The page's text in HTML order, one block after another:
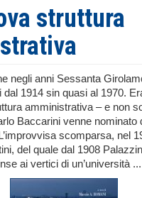
struttura
negli anni Sessanta
dal 1914 sin quasi al 1970.
amministrativa – e non
Baccarini venne nominato
scomparsa, nel
del quale dal 1908
ai vertici di un’università ...